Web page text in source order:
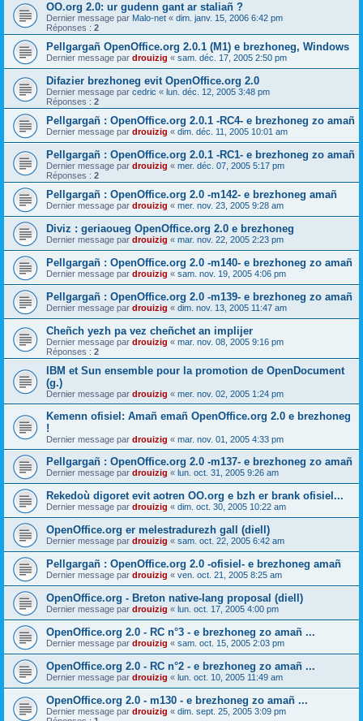
OO.org 2.0: ur gudenn gant ar staliañ ?
Dernier message par Malo-net « dim. janv. 15, 2006 6:42 pm
Réponses : 2
Pellgargañ OpenOffice.org 2.0.1 (M1) e brezhoneg, Windows
Dernier message par drouizig « sam. déc. 17, 2005 2:50 pm
Difazier brezhoneg evit OpenOffice.org 2.0
Dernier message par cedric « lun. déc. 12, 2005 3:48 pm
Réponses : 2
Pellgargañ : OpenOffice.org 2.0.1 -RC4- e brezhoneg zo amañ
Dernier message par drouizig « dim. déc. 11, 2005 10:01 am
Pellgargañ : OpenOffice.org 2.0.1 -RC1- e brezhoneg zo amañ
Dernier message par drouizig « mer. déc. 07, 2005 5:17 pm
Réponses : 2
Pellgargañ : OpenOffice.org 2.0 -m142- e brezhoneg amañ
Dernier message par drouizig « mer. nov. 23, 2005 9:28 am
Diviz : geriaoueg OpenOffice.org 2.0 e brezhoneg
Dernier message par drouizig « mar. nov. 22, 2005 2:23 pm
Pellgargañ : OpenOffice.org 2.0 -m140- e brezhoneg zo amañ
Dernier message par drouizig « sam. nov. 19, 2005 4:06 pm
Pellgargañ : OpenOffice.org 2.0 -m139- e brezhoneg zo amañ
Dernier message par drouizig « dim. nov. 13, 2005 11:47 am
Cheñch yezh pa vez cheñchet an implijer
Dernier message par drouizig « mar. nov. 08, 2005 9:16 pm
Réponses : 2
IBM et Sun ensemble pour la promotion de OpenDocument
(g.)
Dernier message par drouizig « mer. nov. 02, 2005 1:24 pm
Kemenn ofisiel: Amañ emañ OpenOffice.org 2.0 e brezhoneg
!
Dernier message par drouizig « mar. nov. 01, 2005 4:33 pm
Pellgargañ : OpenOffice.org 2.0 -m137- e brezhoneg zo amañ
Dernier message par drouizig « lun. oct. 31, 2005 9:26 am
Rekedoù digoret evit aotren OO.org e bzh er brank ofisiel...
Dernier message par drouizig « dim. oct. 30, 2005 10:22 am
OpenOffice.org er melestradurezh gall (diell)
Dernier message par drouizig « sam. oct. 22, 2005 6:42 am
Pellgargañ : OpenOffice.org 2.0 -ofisiel- e brezhoneg amañ
Dernier message par drouizig « ven. oct. 21, 2005 8:25 am
OpenOffice.org - Breton native-lang proposal (diell)
Dernier message par drouizig « lun. oct. 17, 2005 4:00 pm
OpenOffice.org 2.0 - RC n°3 - e brezhoneg zo amañ ...
Dernier message par drouizig « sam. oct. 15, 2005 2:03 pm
OpenOffice.org 2.0 - RC n°2 - e brezhoneg zo amañ ...
Dernier message par drouizig « lun. oct. 10, 2005 11:49 am
OpenOffice.org 2.0 - m130 - e brezhoneg zo amañ ...
Dernier message par drouizig « dim. sept. 25, 2005 3:09 pm